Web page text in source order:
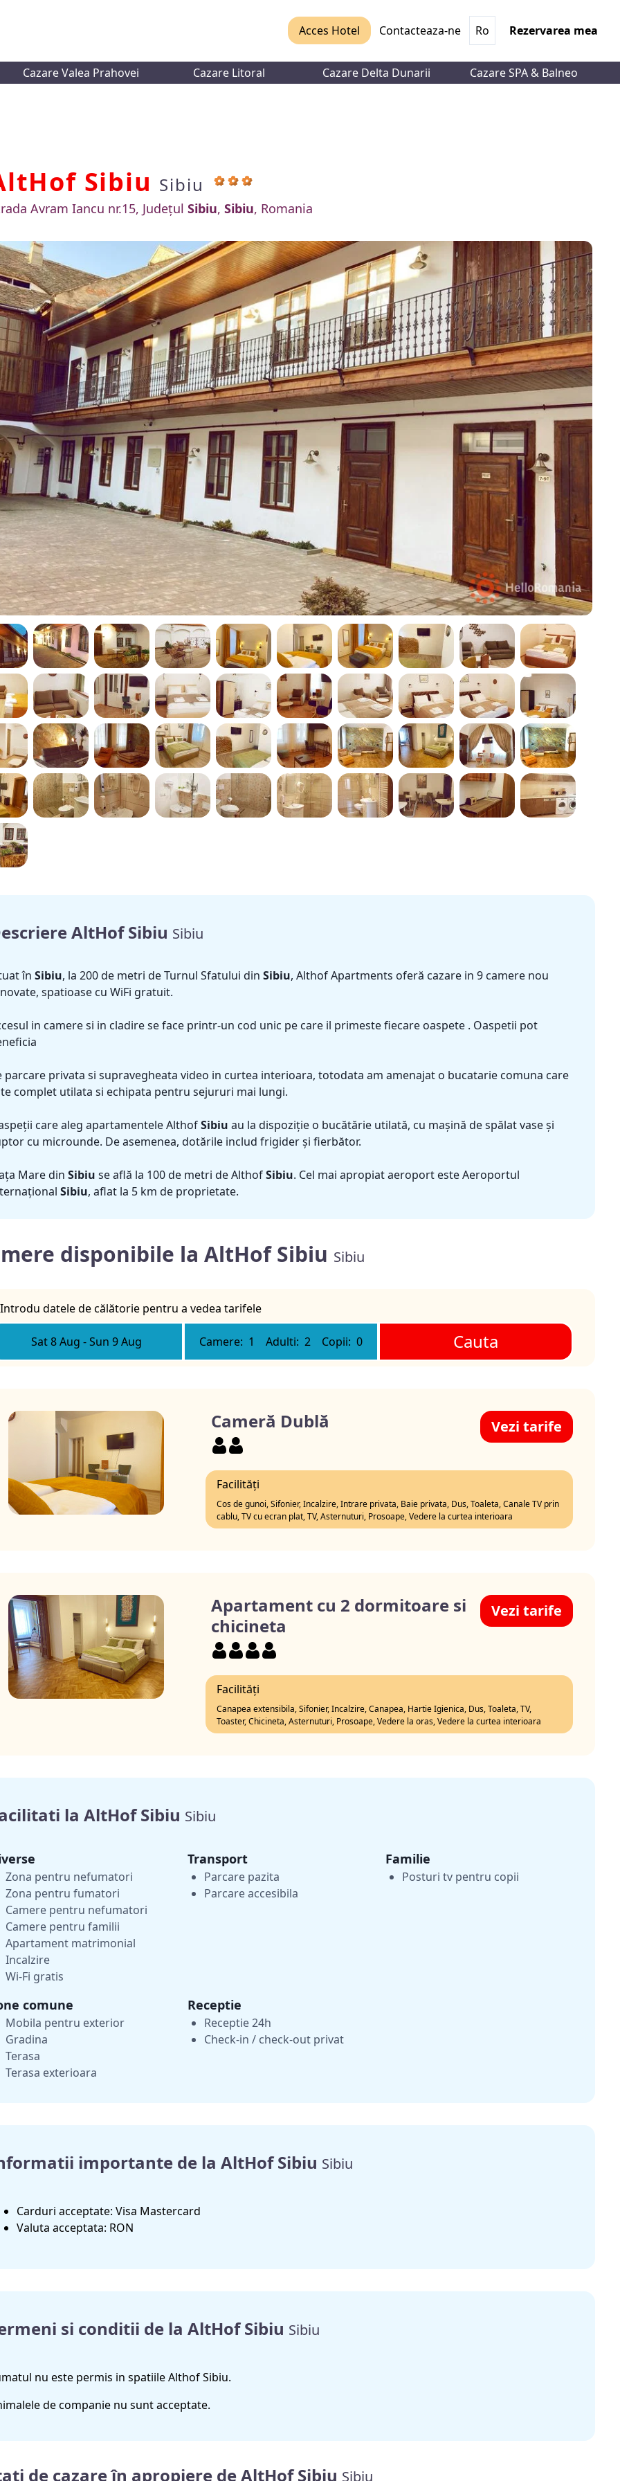
Acces Hotel Contacteaza-ne Ro Rezervarea mea
Cazare Valea Prahovei Cazare Litoral Cazare Delta Dunarii Cazare SPA & Balneo
Sibiu Sibiu
Avram Iancu nr.15, Județul Sibiu, Sibiu, Romania
AltHof Sibiu Sibiu
în Sibiu, la 200 de metri de Turnul Sfatului din Sibiu, Althof Apartments oferă cazare in 9 camere nou
spatioase cu WiFi gratuit.
in camere si in cladire se face printr-un cod unic pe care il primeste fiecare oaspete . Oaspetii pot
parcare privata si supravegheata video in curtea interioara, totodata am amenajat o bucatarie comuna care
complet utilata si echipata pentru sejururi mai lungi.
care aleg apartamentele AlthofSibiu au la dispoziție o bucătărie utilată, cu maşină de spălat vase şi
cu microunde. De asemenea, dotările includ frigider și fierbător.
Mare din Sibiu se află la 100 de metri de AlthofSibiu. Cel mai apropiat aeroport este Aeroportul
Sibiu, aflat la 5 km de proprietate.
disponibile la AltHof Sibiu Sibiu
Introdu datele de călătorie pentru a vedea tarifele
Sat 8 Aug -Sun 9 Aug Camere: 1 Adulti: 2 Copii: 0 Cauta
Cameră Dublă Vezi tarife
Facilități
Cos de gunoi, Sifonier, Incalzire, Intrare privata, Baie privata, Dus, Toaleta, Canale TV prin
cablu, TV cu ecran plat, TV, Asternuturi, Prosoape, Vedere la curtea interioara
Apartament cu 2 dormitoare si
chicineta
Vezi tarife
Facilități
Canapea extensibila, Sifonier, Incalzire, Canapea, Hartie Igienica, Dus, Toaleta, TV,
Toaster, Chicineta, Asternuturi, Prosoape, Vedere la oras, Vedere la curtea interioara
la AltHof Sibiu Sibiu
Zona pentru nefumatori
Zona pentru fumatori
Camere pentru nefumatori
Camere pentru familii
Apartament matrimonial
Incalzire
Wi-Fi gratis
Transport
Parcare pazita
Parcare accesibila
Familie
Posturi tv pentru copii
comune
Mobila pentru exterior
Gradina
Terasa
Terasa exterioara
Receptie
Receptie 24h
Check-in / check-out privat
importante de la AltHof Sibiu Sibiu
Carduri acceptate: Visa Mastercard
Valuta acceptata: RON
si conditii de la AltHof Sibiu Sibiu
nu este permis in spatiile Althof Sibiu.
de companie nu sunt acceptate.
de cazare în apropiere de AltHof Sibiu Sibiu